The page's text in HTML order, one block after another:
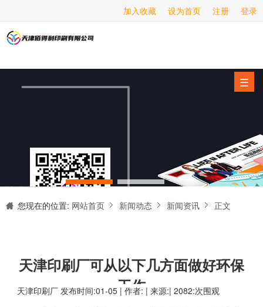
登录
注册
设为首页
加入收藏
☰
海报印刷
服务项目
新闻动态
关于我们
联系我们
您现在的位置: 网站首页 新闻动态 新闻资讯 正文
天津印刷厂可从以下几方面做好环保
工作
天津印刷厂 发布时间:01-05 | 作者: | 来源:| 2082:次围观